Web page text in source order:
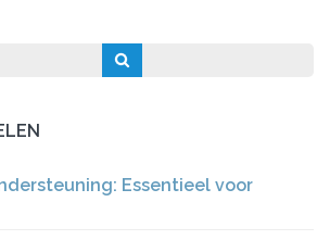
Essentieel voor